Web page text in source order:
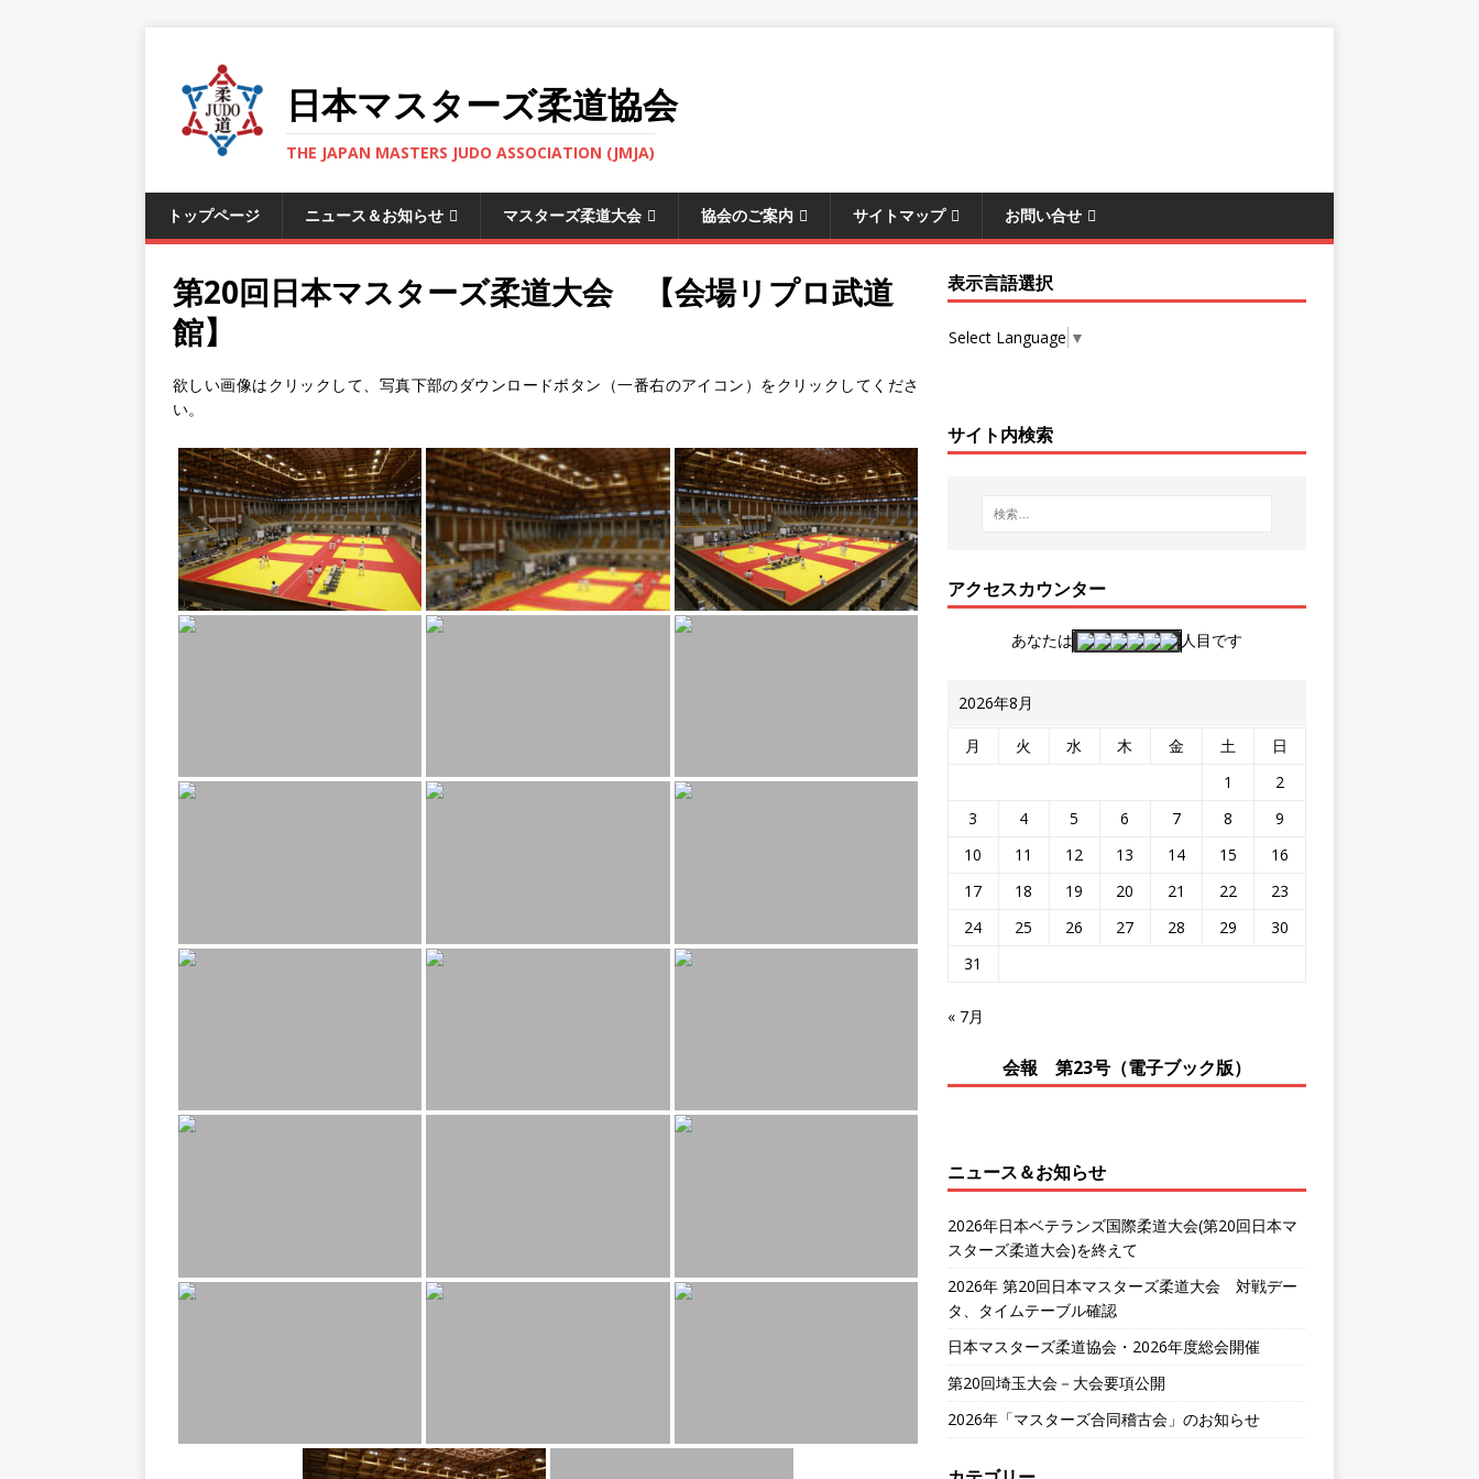
日本マスターズ柔道協会
THE JAPAN MASTERS JUDO ASSOCIATION (JMJA)
トップページ ニュース＆お知らせ マスターズ柔道大会 協会のご案内 サイトマップ お問い合せ
第20回日本マスターズ柔道大会 【会場リプロ武道
館】
欲しい画像はクリックして、写真下部のダウンロードボタン（一番右のアイコン）をクリックしてくださ
い。
表示言語選択
Select Language ▼
サイト内検索
アクセスカウンター
あなたは 人目です
2026年8月
月 火 水 木 金 土
日
1
2
3
4 5 6 7 8
9
10
11 12 13 14 15
16
17
18 19 20 21 22
23
24
25 26 27 28 29
30
31
« 7月
会報 第23号（電子ブック版）
ニュース＆お知らせ
2026年日本ベテランズ国際柔道大会(第20回日本マ
スターズ柔道大会)を終えて
2026年 第20回日本マスターズ柔道大会 対戦デー
タ、タイムテーブル確認
日本マスターズ柔道協会・2026年度総会開催
第20回埼玉大会－大会要項公開
2026年「マスターズ合同稽古会」のお知らせ